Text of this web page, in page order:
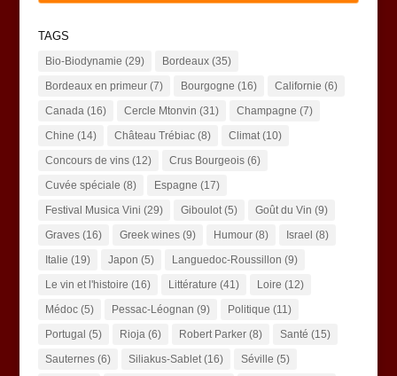
TAGS
Bio-Biodynamie (29) Bordeaux(35)
Bordeaux en primeur(7) Bourgogne (16) Californie (6)
Canada(16) Cercle Mtonvin (31) Champagne (7)
Chine (14) Château Trébiac(8) Climat(10)
Concours de vins(12) Crus Bourgeois(6)
Cuvée spéciale (8) Espagne (17)
Festival Musica Vini (29) Giboulot(5) Goût du Vin (9)
Graves(16) Greek wines(9) Humour(8) Israel (8)
Italie (19) Japon (5) Languedoc-Roussillon (9)
Le vin et l'histoire (16) Littérature (41) Loire (12)
Médoc(5) Pessac-Léognan (9) Politique (11)
Portugal (5) Rioja(6) Robert Parker(8) Santé (15)
Sauternes(6) Siliakus-Sablet(16) Séville (5)